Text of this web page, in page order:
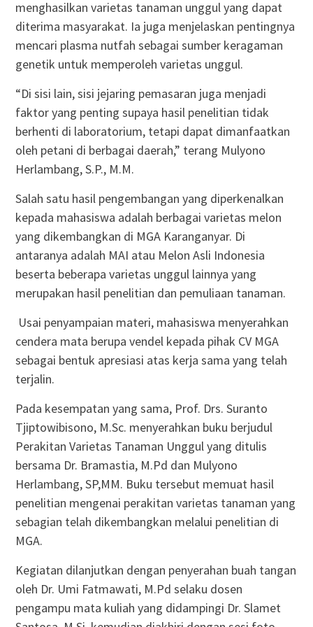
menghasilkan varietas tanaman unggul yang dapat
diterima masyarakat. Ia juga menjelaskan pentingnya
mencari plasma nutfah sebagai sumber keragaman
genetik untuk memperoleh varietas unggul.
“Di sisi lain, sisi jejaring pemasaran juga menjadi
faktor yang penting supaya hasil penelitian tidak
berhenti di laboratorium, tetapi dapat dimanfaatkan
oleh petani di berbagai daerah,” terang Mulyono
Herlambang, S.P., M.M.
Salah satu hasil pengembangan yang diperkenalkan
kepada mahasiswa adalah berbagai varietas melon
yang dikembangkan di MGA Karanganyar. Di
antaranya adalah MAI atau Melon Asli Indonesia
beserta beberapa varietas unggul lainnya yang
merupakan hasil penelitian dan pemuliaan tanaman.
Usai penyampaian materi, mahasiswa menyerahkan
cendera mata berupa vendel kepada pihak CV MGA
sebagai bentuk apresiasi atas kerja sama yang telah
terjalin.
Pada kesempatan yang sama, Prof. Drs. Suranto
Tjiptowibisono, M.Sc. menyerahkan buku berjudul
Perakitan Varietas Tanaman Unggul yang ditulis
bersama Dr. Bramastia, M.Pd dan Mulyono
Herlambang, SP,MM. Buku tersebut memuat hasil
penelitian mengenai perakitan varietas tanaman yang
sebagian telah dikembangkan melalui penelitian di
MGA.
Kegiatan dilanjutkan dengan penyerahan buah tangan
oleh Dr. Umi Fatmawati, M.Pd selaku dosen
pengampu mata kuliah yang didampingi Dr. Slamet